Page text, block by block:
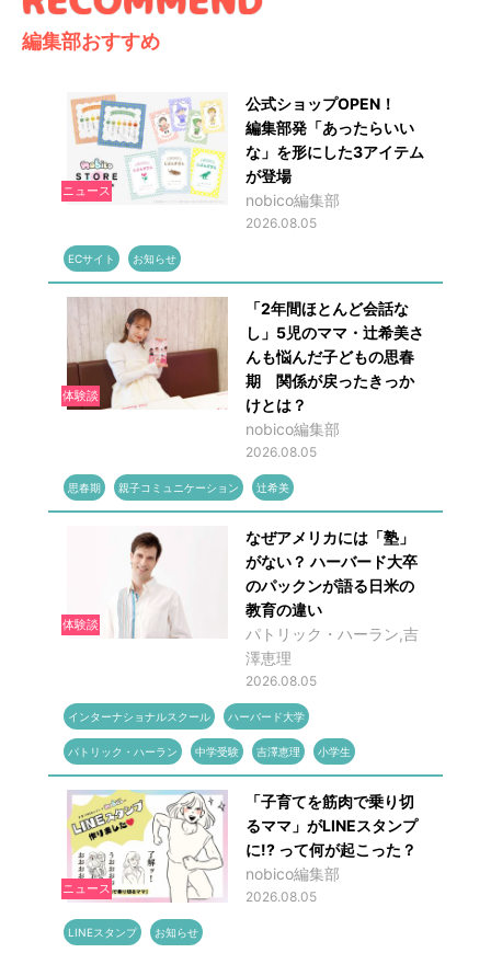
編集部おすすめ
ニュース
公式ショップOPEN！
編集部発「あったらいい
な」を形にした3アイテム
が登場
nobico編集部
2026.08.05
ECサイト お知らせ
体験談
「2年間ほとんど会話な
し」5児のママ・辻希美さ
んも悩んだ子どもの思春
期 関係が戻ったきっか
けとは？
nobico編集部
2026.08.05
思春期 親子コミュニケーション 辻希美
体験談
なぜアメリカには「塾」
がない？ ハーバード大卒
のパックンが語る日米の
教育の違い
パトリック・ハーラン,吉
澤恵理
2026.08.05
インターナショナルスクール ハーバード大学
パトリック・ハーラン 中学受験 吉澤恵理 小学生
ニュース
「子育てを筋肉で乗り切
るママ」がLINEスタンプ
に!? って何が起こった？
nobico編集部
2026.08.05
LINEスタンプ お知らせ